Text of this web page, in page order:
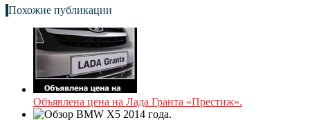
Похожие публикации
Объявлена цена на Лада Гранта «Престиж».